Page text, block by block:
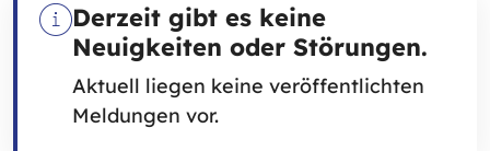
Derzeit gibt es keine
Neuigkeiten oder Störungen.
Aktuell liegen keine veröffentlichten
Meldungen vor.